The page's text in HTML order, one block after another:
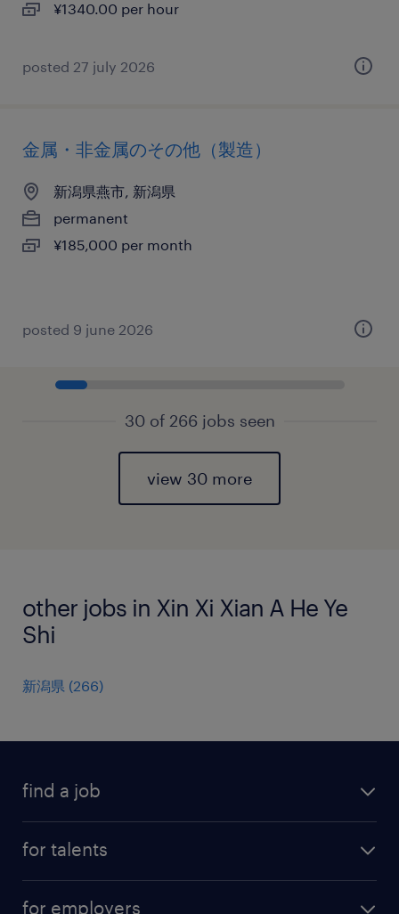
¥1340.00 per hour
posted 27 july 2026
金属・非金属のその他（製造）
新潟県燕市, 新潟県
permanent
¥185,000 per month
posted 9 june 2026
30 of 266 jobs seen
view 30 more
other jobs in Xin Xi Xian A He Ye
Shi
新潟県 (266)
find a job
for talents
for employers